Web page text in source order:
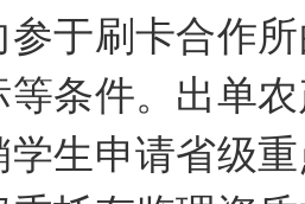
参于刷卡合作
等条件。出单
学生申请省级